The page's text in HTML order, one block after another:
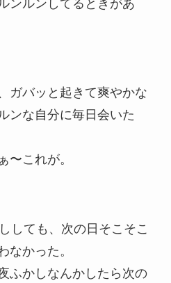
ンルンしてるときがあ
ガバッと起きて爽やかな
ンな自分に毎日会いた
〜これが。
しても、次の日そこそこ
なかった。
ふかしなんかしたら次の